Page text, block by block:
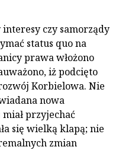
czy samorządy
status quo na
prawa włożono
iż podcięto
Korbielowa. Nie
nowa
przyjechać
się wielką klapą; nie
zmian